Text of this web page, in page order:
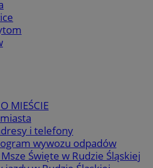
MIEŚCIE
i telefony
wywozu odpadów
Święte w Rudzie Śląskiej